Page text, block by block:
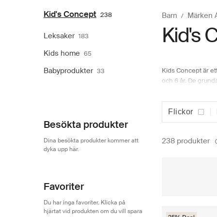
Kid's Concept 238
Leksaker 183
Kids home 65
Babyprodukter 33
Besökta produkter
Dina besökta produkter kommer att
dyka upp här.
Favoriter
Du har inga favoriter. Klicka på
hjärtat vid produkten om du vill spara
Barn Märken
Kid's
Kids Concept är
och 6 år. De
bättre experter än
doktorväska.
Flickor
238 produkter